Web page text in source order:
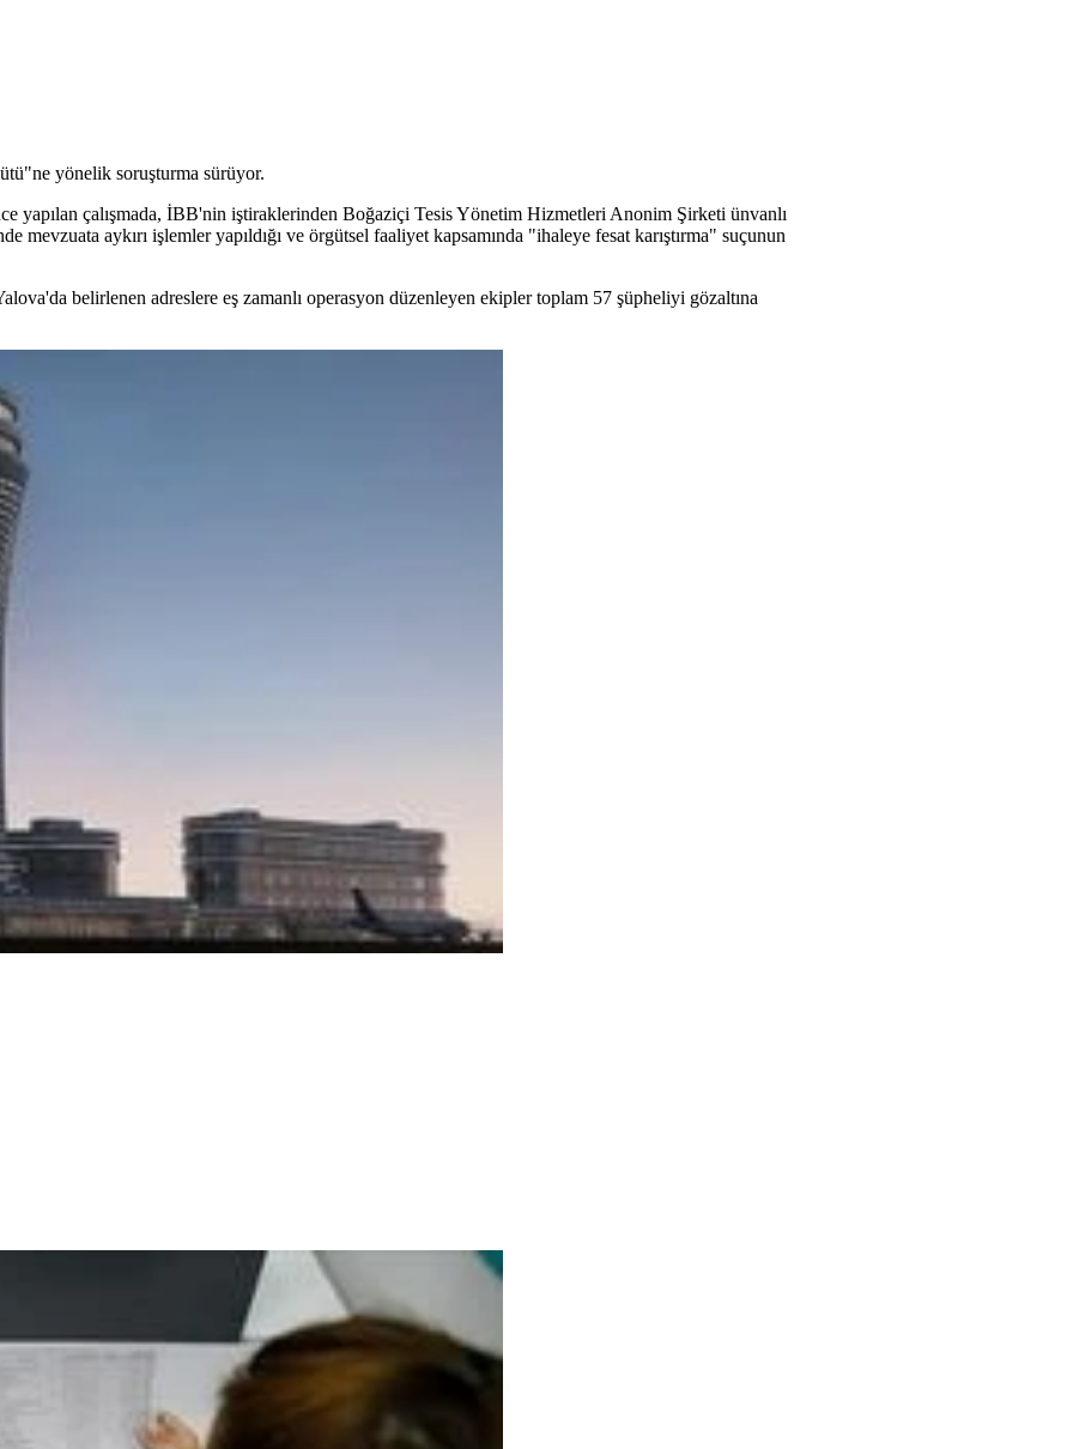
yönelik soruşturma sürüyor.
yapılan çalışmada, İBB'nin iştiraklerinden Boğaziçi Tesis Yönetim Hizmetleri Anonim Şirketi ünvanlı
aykırı işlemler yapıldığı ve örgütsel faaliyet kapsamında "ihaleye fesat karıştırma" suçunun
belirlenen adreslere eş zamanlı operasyon düzenleyen ekipler toplam 57 şüpheliyi gözaltına